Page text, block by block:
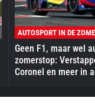
AUTOSPORT IN DE
Geen F1, maar wel
zomerstop:
Coronel en meer in